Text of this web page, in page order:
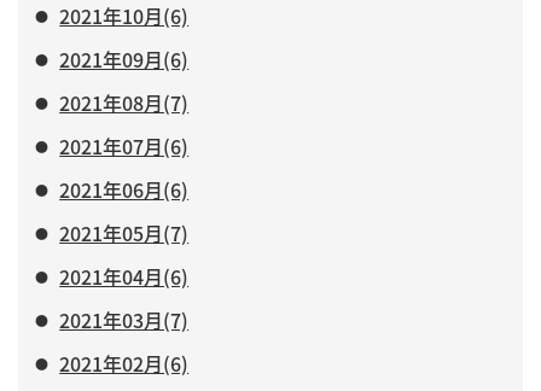
2021年10月(6)
2021年09月(6)
2021年08月(7)
2021年07月(6)
2021年06月(6)
2021年05月(7)
2021年04月(6)
2021年03月(7)
2021年02月(6)